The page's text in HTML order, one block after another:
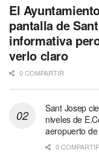
El
pantalla de
informativa
verlo claro
0 COMPARTIR
Sant Josep
niveles de
aeropuerto
0 COMPARTIR